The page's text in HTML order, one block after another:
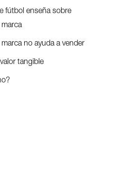
fútbol enseña sobre
no ayuda a vender
tangible